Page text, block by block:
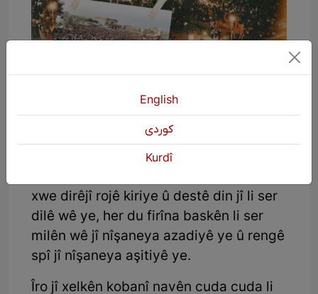
Hingê ji wê çaxê û şûn ve ev peyker û
ev cih bû xwedî sembol û wateyeke
netewî. Li gorî ku Hesen Mîra dibêje, ev
peyker bilindahiya wê 10 metre ye û
nûnertiya jina kurd a şoreşger dike. Ev
xwe dirêjî rojê kiriye û destê din jî li ser
dilê wê ye, her du firîna baskên li ser
milên wê jî nîşaneya azadiyê ye û rengê
spî jî nîşaneya aşitiyê ye.
Îro jî xelkên kobanî navên cuda cuda li
English
كوردی
Kurdî